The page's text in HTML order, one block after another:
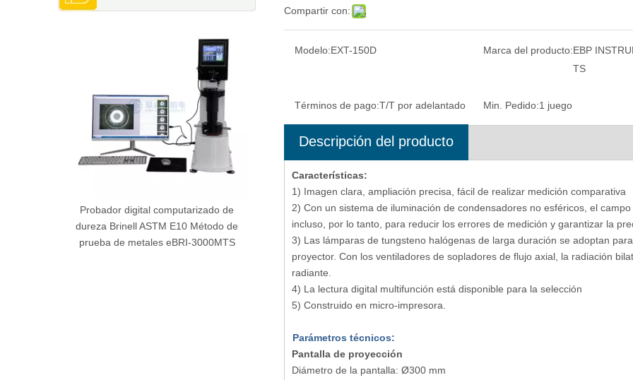
Probador digital computarizado de
dureza Brinell ASTM E10 Método de
prueba de metales eBRI-3000MTS
Compartir con:
Modelo:EXT-150D Marca del producto:EBP
TS
Términos de pago:T/T por adelantado Min. Pedido:1 juego
Descripción del producto
Características:
1) Imagen clara, ampliación precisa, fácil de realizar medición comparativa
2) Con un sistema de iluminación de condensadores no esféricos, el
incluso, por lo tanto, para reducir los errores de medición y garantizar la
3) Las lámparas de tungsteno halógenas de larga duración se adoptan
proyector. Con los ventiladores de sopladores de flujo axial, la radiación
radiante.
4) La lectura digital multifunción está disponible para la selección
5) Construido en micro-impresora.
Parámetros técnicos:
Pantalla de proyección
Diámetro de la pantalla: Ø300 mm